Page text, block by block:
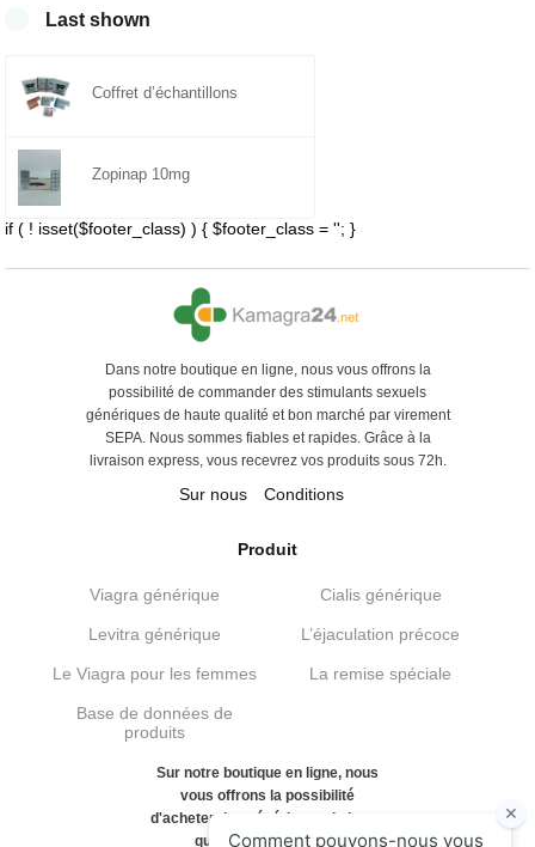
Last shown
Coffret d’échantillons
Zopinap 10mg
if ( ! isset($footer_class) ) { $footer_class = ''; }
Dans notre boutique en ligne, nous vous offrons la
possibilité de commander des stimulants sexuels
génériques de haute qualité et bon marché par virement
SEPA. Nous sommes fiables et rapides. Grâce à la
livraison express, vous recevrez vos produits sous 72h.
Sur nous Conditions
Produit
Viagra générique Cialis générique
Levitra générique L’éjaculation précoce
Le Viagra pour les femmes La remise spéciale
Base de données de
produits
Sur notre boutique en ligne, nous
vous offrons la possibilité
d'acheter des génériques de haute
qualité et bon marché